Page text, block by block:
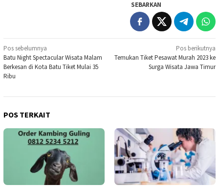
SEBARKAN
Navigasi
pos
Pos sebelumnya
Batu Night Spectacular Wisata Malam
Berkesan di Kota Batu Tiket Mulai 35
Ribu
Pos berikutnya
Temukan Tiket Pesawat Murah 2023 ke
Surga Wisata Jawa Timur
POS TERKAIT